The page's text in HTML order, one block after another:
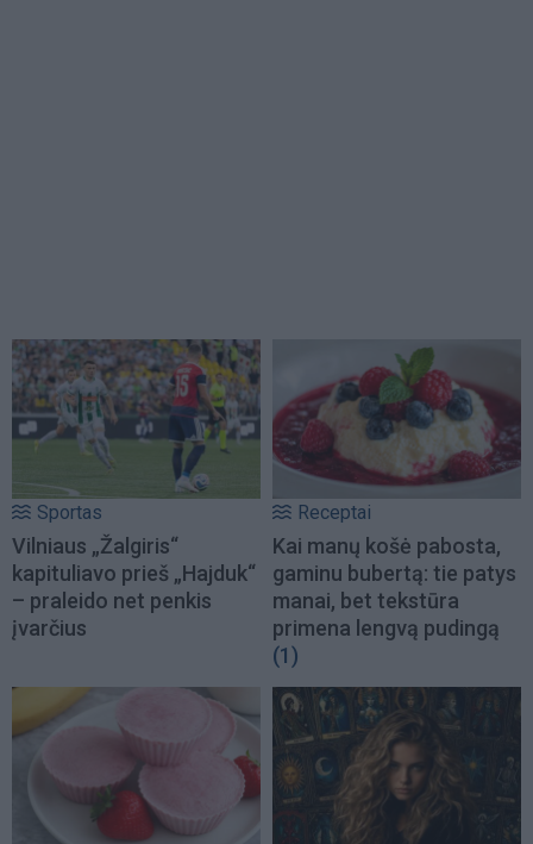
Sportas
Vilniaus „Žalgiris“
kapituliavo prieš „Hajduk“
– praleido net penkis
įvarčius
Receptai
Kai manų košė pabosta,
gaminu bubertą: tie patys
manai, bet tekstūra
primena lengvą pudingą
(1)